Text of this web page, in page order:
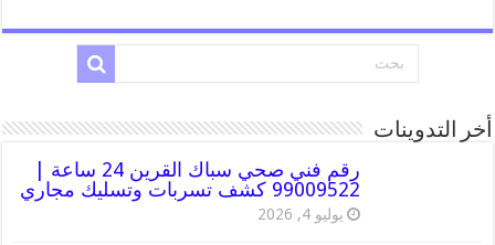
أخر التدوينات
رقم فني صحي سباك القرين 24 ساعة |
99009522 كشف تسربات وتسليك مجاري
يوليو 4, 2026